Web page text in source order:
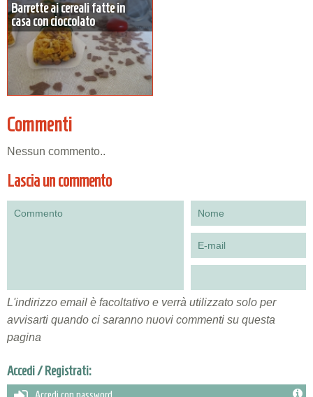
Barrette ai cereali fatte in
casa con cioccolato
Commenti
Nessun commento..
Lascia un commento
L'indirizzo email è facoltativo e verrà utilizzato solo per
avvisarti quando ci saranno nuovi commenti su questa
pagina
Accedi / Registrati: